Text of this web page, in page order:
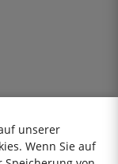
unserer
Wenn Sie auf